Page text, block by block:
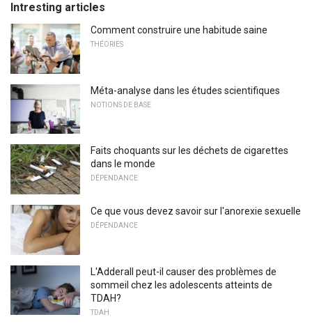
Intresting articles
Comment construire une habitude saine
THÉORIES
Méta-analyse dans les études scientifiques
NOTIONS DE BASE
Faits choquants sur les déchets de cigarettes
dans le monde
DÉPENDANCE
Ce que vous devez savoir sur l'anorexie sexuelle
DÉPENDANCE
L'Adderall peut-il causer des problèmes de
sommeil chez les adolescents atteints de
TDAH?
TDAH